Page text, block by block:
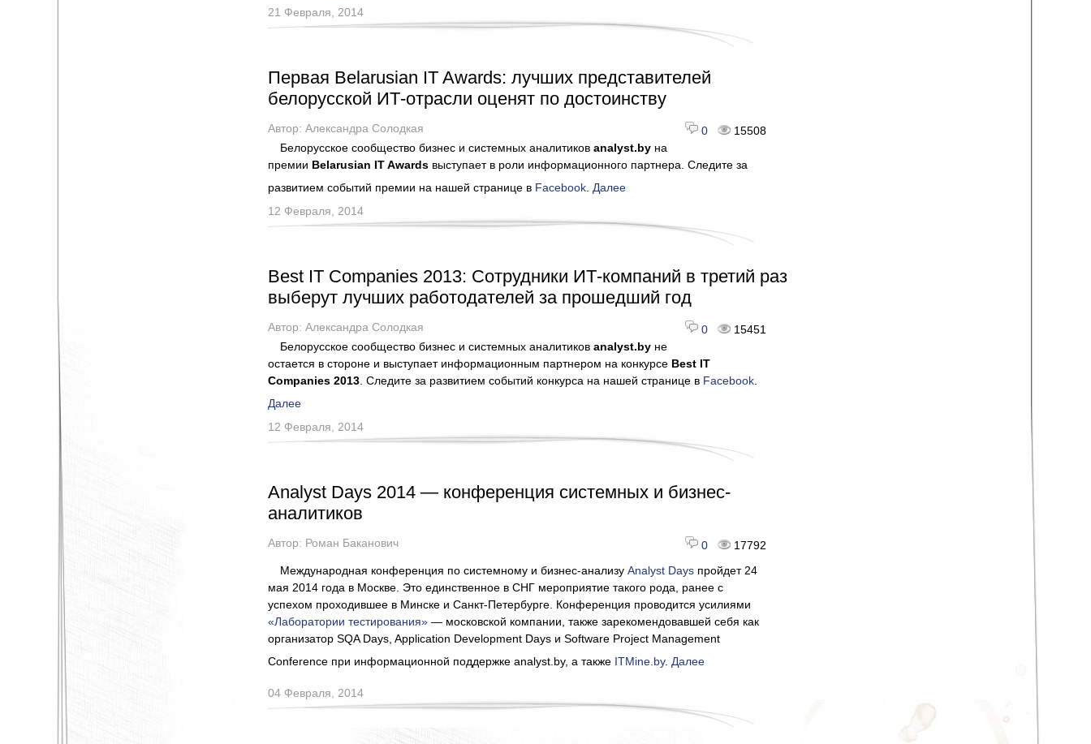
21 Февраля, 2014
Первая Belarusian IT Awards: лучших представителей
белорусской ИТ-отрасли оценят по достоинству
Автор: Александра Солодкая 0
15508
Белорусское сообщество бизнес и системных аналитиков analyst.by на
премии Belarusian IT Awards выступает в роли информационного партнера. Следите за
развитием событий премии на нашей странице в Facebook Далее
12 Февраля, 2014
Best IT Companies 2013: Сотрудники ИТ-компаний в третий раз
выберут лучших работодателей за прошедший год
Автор: Александра Солодкая 0
15451
Белорусское сообщество бизнес и системных аналитиков analyst.by не
остается в стороне и выступает информационным партнером на конкурсе Best IT
Companies 2013 . Следите за развитием событий конкурса на нашей странице в Facebook
Далее
12 Февраля, 2014
Analyst Days 2014 — конференция системных и бизнес-
аналитиков
Автор: Роман Баканович 0
17792
Международная конференция по системному и бизнес-анализу Analyst Days пройдет 24
мая 2014 года в Москве. Это единственное в СНГ мероприятие такого рода, ранее с
успехом проходившее в Минске и Санкт-Петербурге. Конференция проводится усилиями
«Лаборатории тестирования» — московской компании, также зарекомендовавшей себя как
организатор SQA Days, Application Development Days и Software Project Management
Conference при информационной поддержке analyst.by, а также ITMine.by. Далее
04 Февраля, 2014